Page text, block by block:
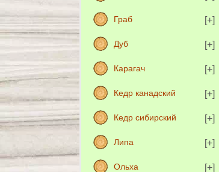
Граб
Дуб
Карагач
Кедр канадский
Кедр сибирский
Липа
Ольха